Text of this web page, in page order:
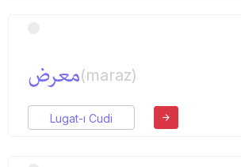
معرض(maraz)
Lugat-ı Cudi